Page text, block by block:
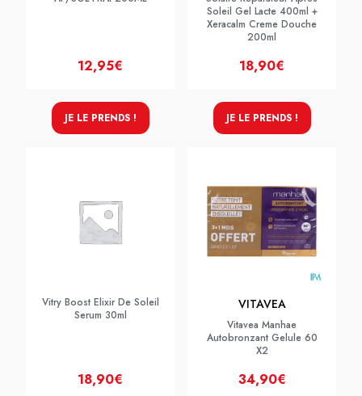
12,95€
JE LE PRENDS !
Soleil Gel Lacte 400ml +
Xeracalm Creme Douche
200ml
18,90€
JE LE PRENDS !
Vitry Boost Elixir De Soleil
Serum 30ml
18,90€
VITAVEA
Vitavea Manhae
Autobronzant Gelule 60
X2
34,90€